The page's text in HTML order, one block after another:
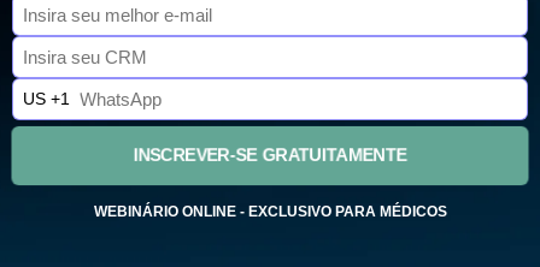
US +1
INSCREVER-SE GRATUITAMENTE
WEBINÁRIO ONLINE - EXCLUSIVO PARA MÉDICOS